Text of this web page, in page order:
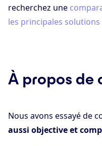
recherchez une
les principales solutions
À propos de
Nous avons essayé de
aussi objective et